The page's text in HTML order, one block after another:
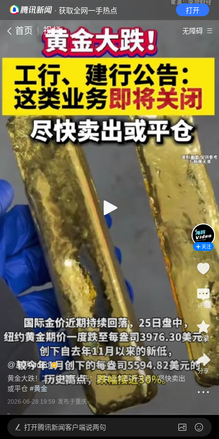
· 获取全网一手热点 打开
首页 视频 无障碍
@海鸥video
黄金大跌！工行、建行公告：这类业务即将关闭，尽快卖出
或平仓 #黄金
2026-06-28 19:59 发布于重庆
关注
评论
收藏
分享
打开腾讯新闻客户端说两句